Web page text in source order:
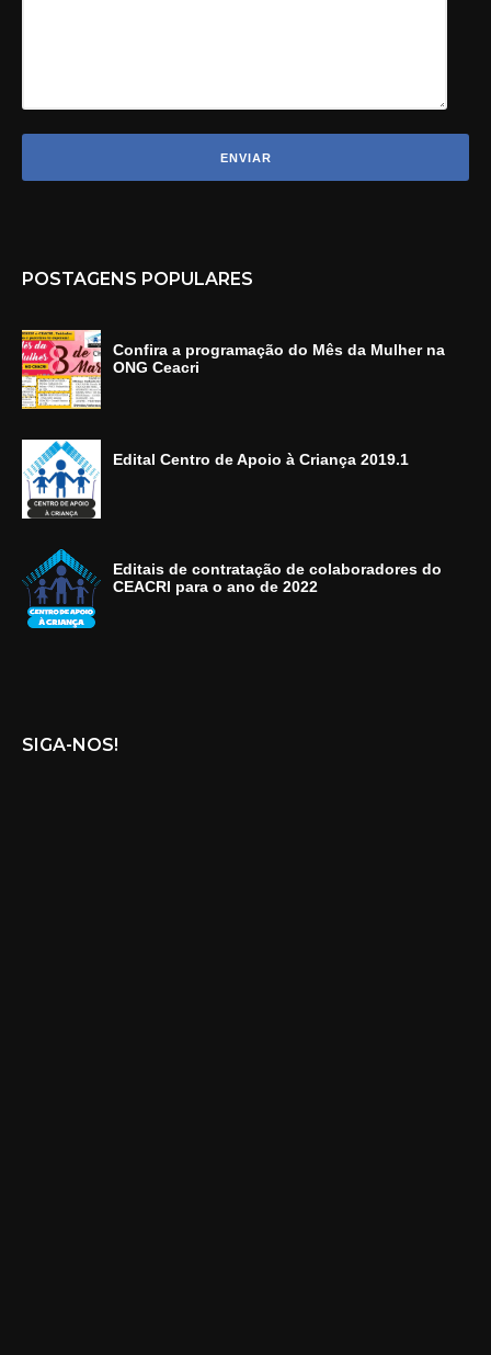
POSTAGENS POPULARES
Confira a programação do Mês da Mulher na
ONG Ceacri
Edital Centro de Apoio à Criança 2019.1
Editais de contratação de colaboradores do
CEACRI para o ano de 2022
SIGA-NOS!